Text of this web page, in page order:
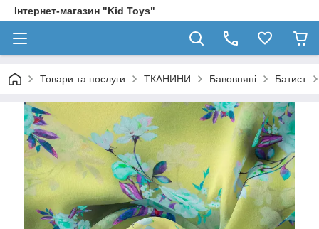
Інтернет-магазин "Kid Toys"
Товари та послуги ТКАНИНИ Бавовняні Батист